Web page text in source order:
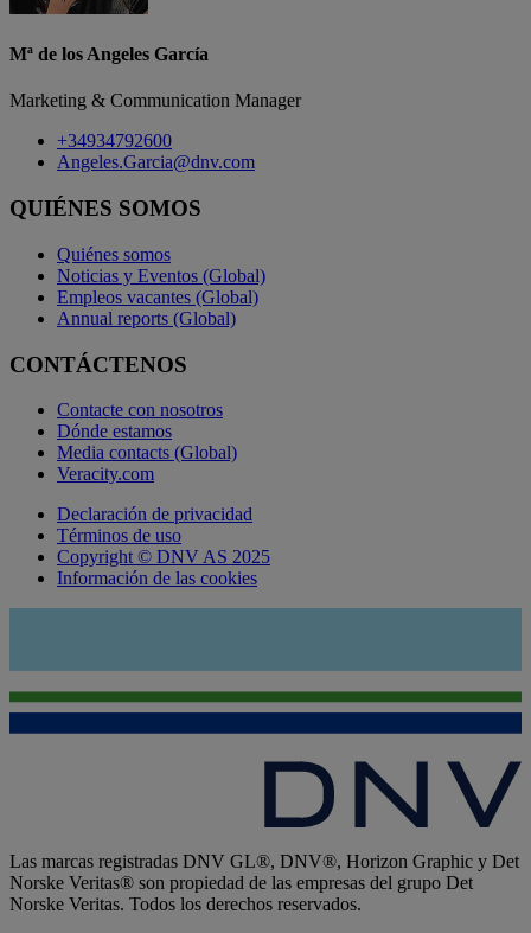
Mª de los Angeles García
Marketing & Communication Manager
+34934792600
Angeles.Garcia@dnv.com
QUIÉNES SOMOS
Quiénes somos
Noticias y Eventos (Global)
Empleos vacantes (Global)
Annual reports (Global)
CONTÁCTENOS
Contacte con nosotros
Dónde estamos
Media contacts (Global)
Veracity.com
Declaración de privacidad
Términos de uso
Copyright © DNV AS 2025
Información de las cookies
Las marcas registradas DNV GL®, DNV®, Horizon Graphic y Det
Norske Veritas® son propiedad de las empresas del grupo Det
Norske Veritas. Todos los derechos reservados.